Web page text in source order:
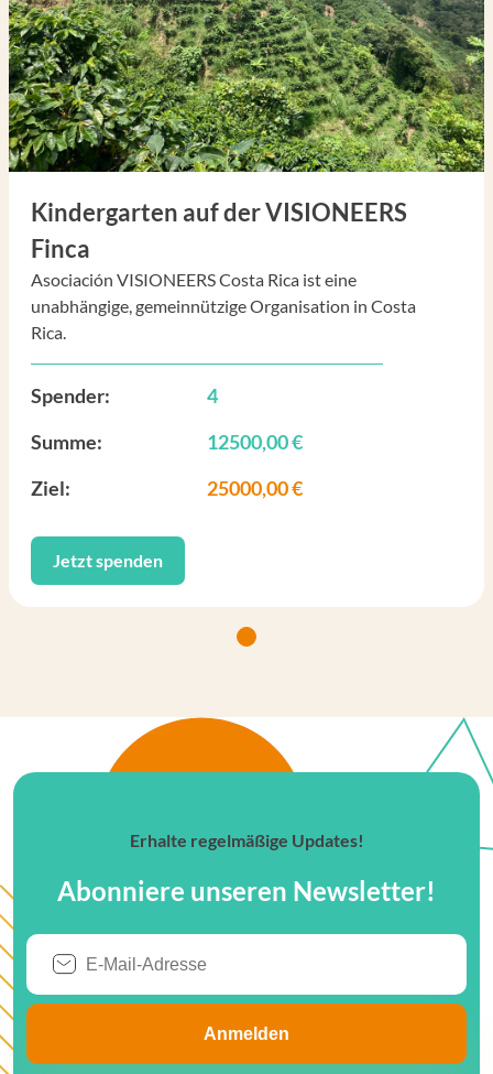
Kindergarten auf der VISIONEERS
Finca
Asociación VISIONEERS Costa Rica ist eine
unabhängige, gemeinnützige Organisation in Costa
Rica.
Spender:
4
Summe:
12500,00 €
Ziel:
25000,00 €
Jetzt spenden
Erhalte regelmäßige Updates!
Abonniere unseren Newsletter!